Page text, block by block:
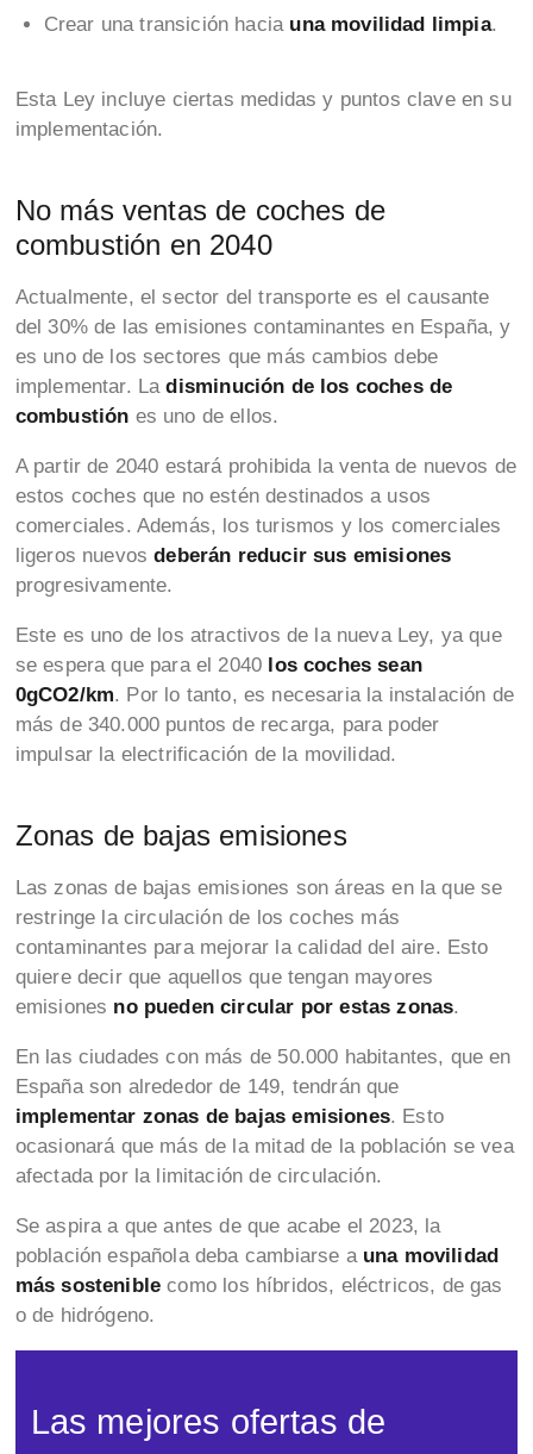
Crear una transición hacia una movilidad limpia.
Esta Ley incluye ciertas medidas y puntos clave en su
implementación.
No más ventas de coches de
combustión en 2040
Actualmente, el sector del transporte es el causante
del 30% de las emisiones contaminantes en España, y
es uno de los sectores que más cambios debe
implementar. Ladisminución de los coches de
combustión es uno de ellos.
A partir de 2040 estará prohibida la venta de nuevos de
estos coches que no estén destinados a usos
comerciales. Además, los turismos y los comerciales
ligeros nuevosdeberán reducir sus emisiones
progresivamente.
Este es uno de los atractivos de la nueva Ley, ya que
se espera que para el 2040 los coches sean
0gCO2/km. Por lo tanto, es necesaria la instalación de
más de 340.000 puntos de recarga, para poder
impulsar la electrificación de la movilidad.
Zonas de bajas emisiones
Las zonas de bajas emisiones son áreas en la que se
restringe la circulación de los coches más
contaminantes para mejorar la calidad del aire. Esto
quiere decir que aquellos que tengan mayores
emisiones no pueden circular por estas zonas.
En las ciudades con más de 50.000 habitantes, que en
España son alrededor de 149, tendrán que
implementar zonas de bajas emisiones. Esto
ocasionará que más de la mitad de la población se vea
afectada por la limitación de circulación.
Se aspira a que antes de que acabe el 2023, la
población española deba cambiarse a una movilidad
más sosteniblecomo los híbridos, eléctricos, de gas
o de hidrógeno.
Las mejores ofertas de